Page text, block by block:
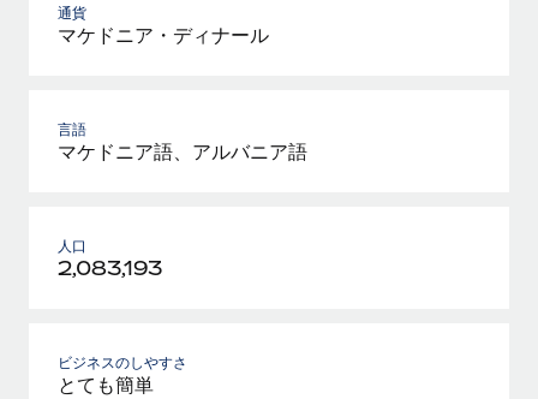
通貨
マケドニア・ディナール
言語
マケドニア語、アルバニア語
人口
2,083,193
ビジネスのしやすさ
とても簡単